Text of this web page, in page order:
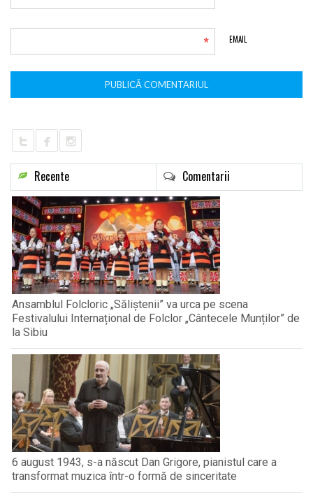
EMAIL
*
Recente Comentarii
Ansamblul Folcloric „Săliștenii” va urca pe scena
Festivalului Internațional de Folclor „Cântecele Munților” de
la Sibiu
6 august 1943, s-a născut Dan Grigore, pianistul care a
transformat muzica într-o formă de sinceritate